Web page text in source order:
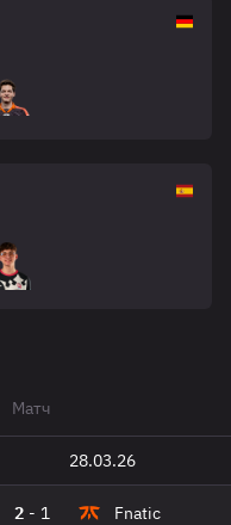
Матч
28.03.26
2 - 1 Fnatic